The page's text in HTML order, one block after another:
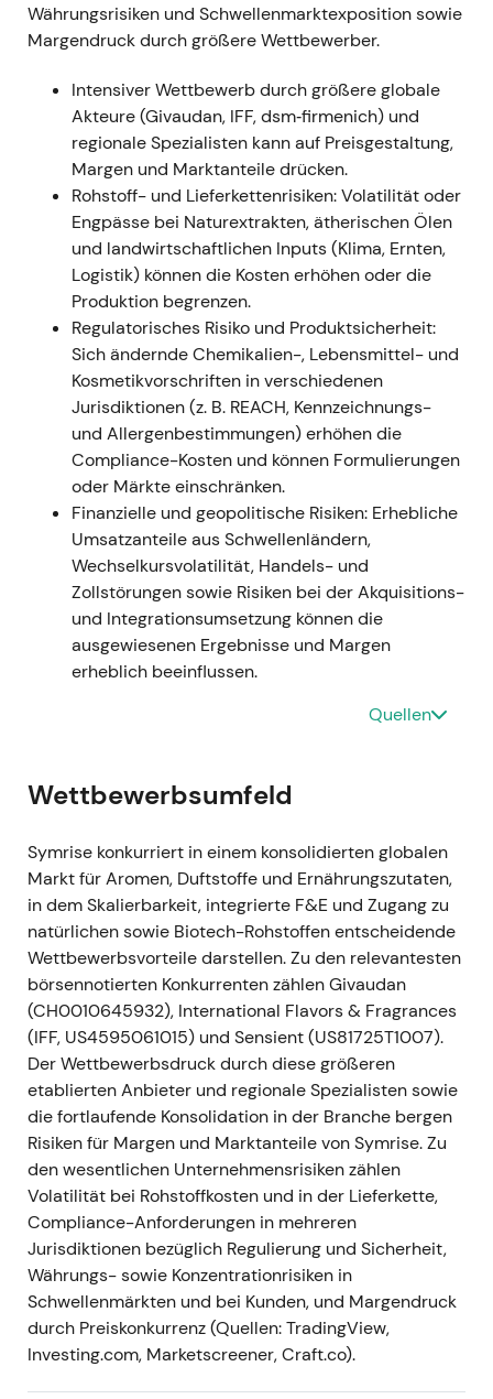
umsatzsteigernder Zukauf gewertet, der das
Taste-Portfolio abrundet; sie unterstrich die
Kategoriediversifizierung.
Technik:Konsolidierung, während der Markt
die Akquisition verarbeitete; der
übergeordnete Aufwärtstrend blieb intakt.
Jan 2022 (1.–11. Jan) —
Portfoliobereinigung (Velcorin-Verkauf)
und Schließung Schaffelaarbos
Ereignis:Symrise verkaufte das Velcorin®-
Geschäft an LANXESS (wirksam zum 1. Januar
2022) und schloss Anfang Januar 2022 die
Übernahme von Schaffelaarbos (Spezialist für
Eiprotein) ab (Closing ca. 11. Januar 2022) —
Beitrag und Konditionen von Schaffelaarbos
wurden in Unternehmensunterlagen berichtet
[40] [38]; einzelne Marktquellen nannten
einen Kaufpreis von rund 160 Mio. Euro[44].
Narrativ:Klares Signal zur strategischen
Kapitalumschichtung — Abgabe nicht-
kerngeschäftlicher Technologie (Velcorin) bei
gleichzeitiger Stärkung der Pet-Nutrition-
Kompetenz über Schaffelaarbos; Investoren
sahen darin eine Priorisierung von Bereichen
[38],[40].
M&A-getriebenen Aufwärtstrend.
Mär 2022 — Jahresergebnisse 2021 und
Bestätigung der Umsetzung
Ereignis:Symrise veröffentlichte die Jahres-
und Q4-Ergebnisse 2021 mit starkem
organischen Wachstum und einer deutlichen
Erholung von den Pandemiefolgen; das
Management betonte die nachhaltige
Profitabilität, schlug eine Dividende für 2021
vor und verwies darauf, dass der
vorangegangene Cybervorfall weitgehend
überwunden sei[2],[3],[5].
Narrativ:Die Umsetzung bestätigte die
„profitable Wachstums"-Story; Investoren
gewannen zunehmend Vertrauen in die
Integrations- und Margendisziplin des
Managements.
Technik:Fortsetzung des Momentums —
Kursanstieg auf Basis der bestätigten Erholung
und bekräftigten Guidance.
Währungsrisiken und Schwellenmarktexposition sowie
Margendruck durch größere Wettbewerber.
Intensiver Wettbewerb durch größere globale
Akteure (Givaudan, IFF, dsm‑firmenich) und
regionale Spezialisten kann auf Preisgestaltung,
Margen und Marktanteile drücken.
Rohstoff- und Lieferkettenrisiken: Volatilität oder
Engpässe bei Naturextrakten, ätherischen Ölen
und landwirtschaftlichen Inputs (Klima, Ernten,
Logistik) können die Kosten erhöhen oder die
Produktion begrenzen.
Regulatorisches Risiko und Produktsicherheit:
Sich ändernde Chemikalien-, Lebensmittel- und
Kosmetikvorschriften in verschiedenen
Jurisdiktionen (z. B. REACH, Kennzeichnungs-
und Allergenbestimmungen) erhöhen die
Compliance-Kosten und können Formulierungen
oder Märkte einschränken.
Finanzielle und geopolitische Risiken: Erhebliche
Umsatzanteile aus Schwellenländern,
Wechselkursvolatilität, Handels- und
Zollstörungen sowie Risiken bei der Akquisitions-
und Integrationsumsetzung können die
ausgewiesenen Ergebnisse und Margen
erheblich beeinflussen.
Quellen
Wettbewerbsumfeld
Symrise konkurriert in einem konsolidierten globalen
Markt für Aromen, Duftstoffe und Ernährungszutaten,
in dem Skalierbarkeit, integrierte F&E und Zugang zu
natürlichen sowie Biotech-Rohstoffen entscheidende
Wettbewerbsvorteile darstellen. Zu den relevantesten
börsennotierten Konkurrenten zählen Givaudan
(CH0010645932), International Flavors & Fragrances
(IFF, US4595061015) und Sensient (US81725T1007).
Der Wettbewerbsdruck durch diese größeren
etablierten Anbieter und regionale Spezialisten sowie
die fortlaufende Konsolidation in der Branche bergen
Risiken für Margen und Marktanteile von Symrise. Zu
den wesentlichen Unternehmensrisiken zählen
Volatilität bei Rohstoffkosten und in der Lieferkette,
Compliance-Anforderungen in mehreren
Jurisdiktionen bezüglich Regulierung und Sicherheit,
Währungs- sowie Konzentrationrisiken in
Schwellenmärkten und bei Kunden, und Margendruck
durch Preiskonkurrenz (Quellen: TradingView,
Investing.com, Marketscreener, Craft.co).